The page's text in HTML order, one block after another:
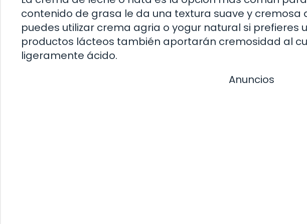
contenido de grasa le da una textura suave y cremosa
puedes utilizar crema agria o yogur natural si prefieres
productos lácteos también aportarán cremosidad al
ligeramente ácido.
Anuncios